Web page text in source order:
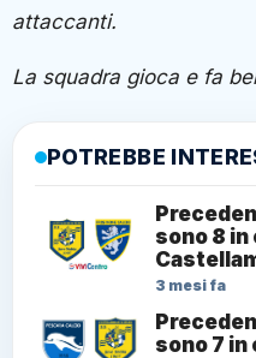
attaccanti.
La squadra gioca e fa
POTREBBE
sono 8 in
3 mesi fa
sono 7 in